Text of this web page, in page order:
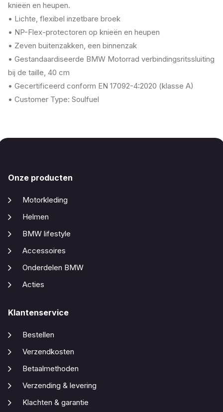
knieën en heupen.
• Lichte, flexibel inzetbare broek
• NP-Flex-protectoren op knieën en heupen
• Zeven buitenzakken, een binnenzak
• Gestandaardiseerde BMW Motorrad verbindingsritssluiting
bij de taille, 40 cm
• Gecertificeerd conform EN 17092-4:2020 (klasse A)
• Customer Type: Soulfuel
Onze producten
Motorkleding
Helmen
BMW lifestyle
Accessoires
Onderdelen BMW
Acties
Klantenservice
Bestellen
Verzendkosten
Betaalmethoden
Verzending & levering
Klachten & garantie